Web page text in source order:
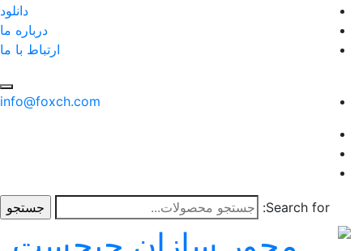
دانلود
درباره ما
ارتباط با ما
info@foxch.com
Search for: